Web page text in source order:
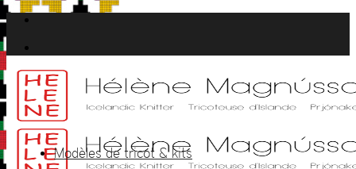
Passer
au
contenu
Modèles de tricot & kits